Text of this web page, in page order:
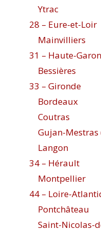
Ytrac
28 – Eure-et-Loir
Mainvilliers
31 – Haute-
Bessières
33 – Gironde
Bordeaux
Coutras
Gujan-Mestras
Langon
34 – Hérault
Montpellier
44 – Loire-
Pontchâteau
Saint-Nicolas-